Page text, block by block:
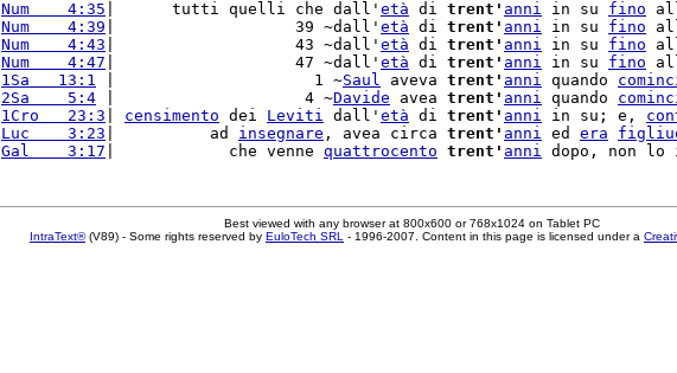
Num    4:35 |      tutti quelli che dall' età di trent' anni in su fino
Num    4:39 |                   39 ~dall' età di trent' anni in su fino
Num    4:43 |                   43 ~dall' età di trent' anni in su fino
Num    4:47 |                   47 ~dall' età di trent' anni in su fino
1Sa   13:1 |                     1 ~Saul aveva trent' anni quando
2Sa    5:4 |                    4 ~Davide avea trent' anni quando
1Cro   23:3 censimento dei Leviti dall' età di trent' anni in su; e,
Luc    3:23 |          ad insegnare , avea circa trent' anni ed era
Gal    3:17 |            che venne quattrocento trent' anni
Best viewed with any browser at 800x600 or 768x1024 on Tablet PC
IntraText®(V89) - Some rights reserved by EuloTech SRL - 1996-2007. Content in this page is licensed under a